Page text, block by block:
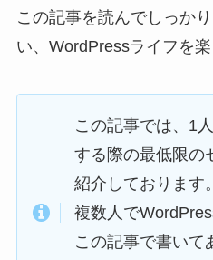
この記事を読んでしっか
い、WordPressライフを楽
この記事では、1
する際の最低限の
紹介しております。
複数人で
この記事で書いて